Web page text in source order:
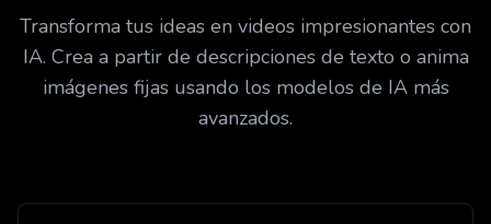
Transforma tus ideas en videos impresionantes con
IA. Crea a partir de descripciones de texto o anima
imágenes fijas usando los modelos de IA más
avanzados.